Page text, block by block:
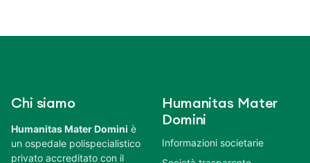
Chi siamo
Humanitas Mater Domini è
un ospedale polispecialistico
privato accreditato con il
Humanitas Mater
Domini
Informazioni societarie